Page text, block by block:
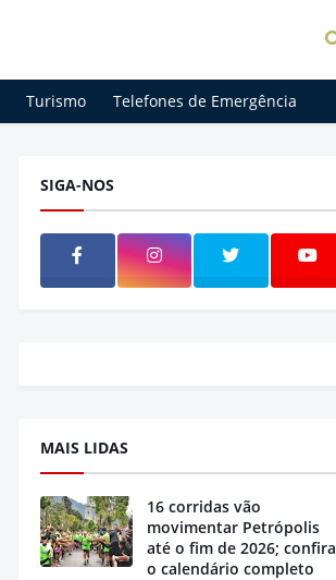
Turismo Telefones de Emergência
SIGA-NOS
MAIS LIDAS
16 corridas vão
movimentar Petrópolis
até o fim de 2026; confira
o calendário completo